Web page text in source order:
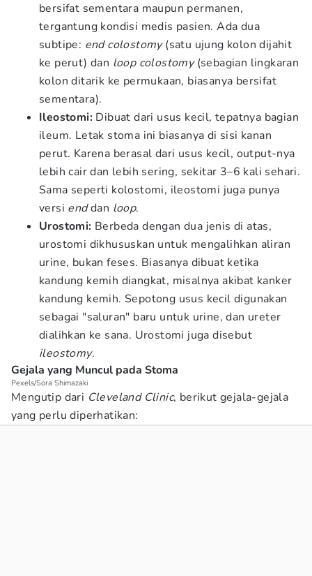
bersifat sementara maupun permanen,
tergantung kondisi medis pasien. Ada dua
subtipe: end colostomy(satu ujung kolon dijahit
ke perut) dan loop colostomy(sebagian lingkaran
kolon ditarik ke permukaan, biasanya bersifat
sementara).
Ileostomi: Dibuat dari usus kecil, tepatnya bagian
ileum. Letak stoma ini biasanya di sisi kanan
perut. Karena berasal dari usus kecil, output-nya
lebih cair dan lebih sering, sekitar 3–6 kali sehari.
Sama seperti kolostomi, ileostomi juga punya
versi enddan loop.
Urostomi: Berbeda dengan dua jenis di atas,
urostomi dikhususkan untuk mengalihkan aliran
urine, bukan feses. Biasanya dibuat ketika
kandung kemih diangkat, misalnya akibat kanker
kandung kemih. Sepotong usus kecil digunakan
sebagai "saluran" baru untuk urine, dan ureter
dialihkan ke sana. Urostomi juga disebut
ileostomy.
Gejala yang Muncul pada Stoma
Pexels/Sora Shimazaki
Mengutip dari Cleveland Clinic, berikut gejala-gejala
yang perlu diperhatikan: